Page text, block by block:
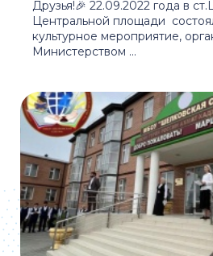
Друзья!🎉 22.09.2022 года в
Центральной площади
культурное мероприятие,
Министерством ...